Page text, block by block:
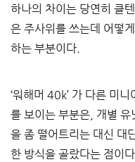
하나의 차이는 당연히 클텐
은 주사위를 쓰는데 어떻
하는 부분이다.
‘워해머 40k’ 가 다른 미니
를 보이는 부분은 개별 유
을 좀 떨어트리는 대신 대
한 방식을 골랐다는 점이다